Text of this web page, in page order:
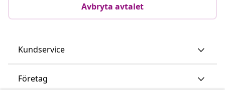
Avbryta avtalet
Kundservice
Företag